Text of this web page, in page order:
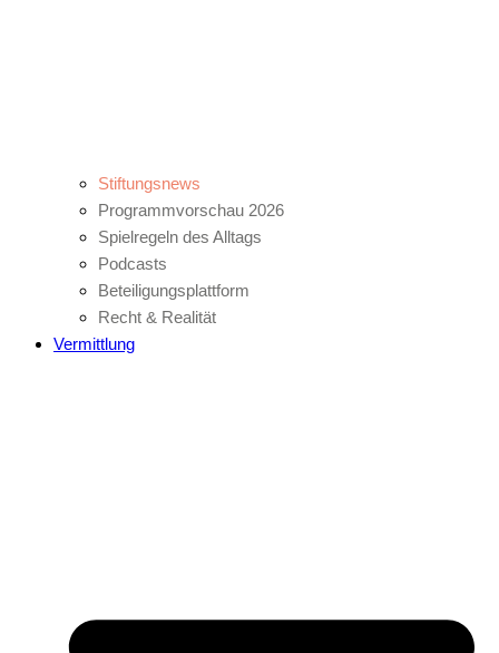
Stiftungsnews
Programmvorschau 2026
Spielregeln des Alltags
Podcasts
Beteiligungsplattform
Recht & Realität
Vermittlung